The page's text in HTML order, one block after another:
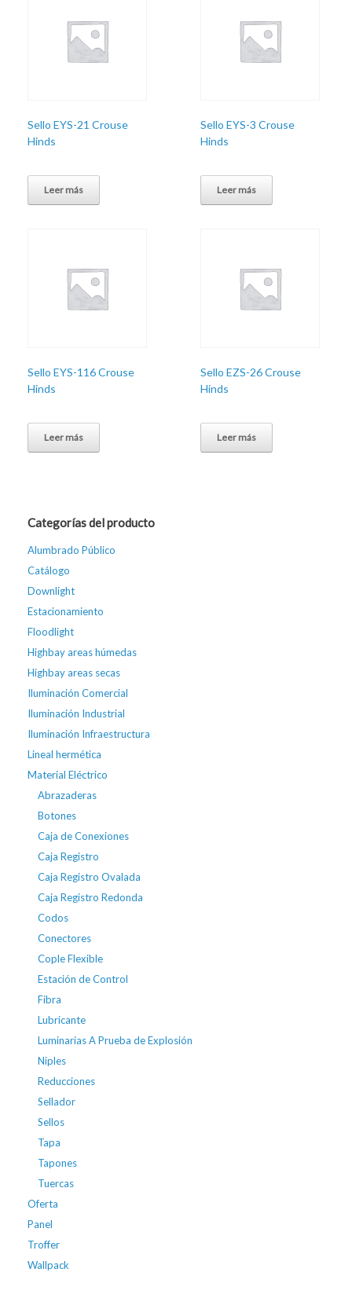
Sello EYS-21 Crouse
Hinds
Leer más
Sello EYS-3 Crouse
Hinds
Leer más
Sello EYS-116 Crouse
Hinds
Leer más
Sello EZS-26 Crouse
Hinds
Leer más
Categorías del producto
Alumbrado Público
Catálogo
Downlight
Estacionamiento
Floodlight
Highbay areas húmedas
Highbay areas secas
Iluminación Comercial
Iluminación Industrial
Iluminación Infraestructura
Lineal hermética
Material Eléctrico
Abrazaderas
Botones
Caja de Conexiones
Caja Registro
Caja Registro Ovalada
Caja Registro Redonda
Codos
Conectores
Cople Flexible
Estación de Control
Fibra
Lubricante
Luminarias A Prueba de Explosión
Niples
Reducciones
Sellador
Sellos
Tapa
Tapones
Tuercas
Oferta
Panel
Troffer
Wallpack